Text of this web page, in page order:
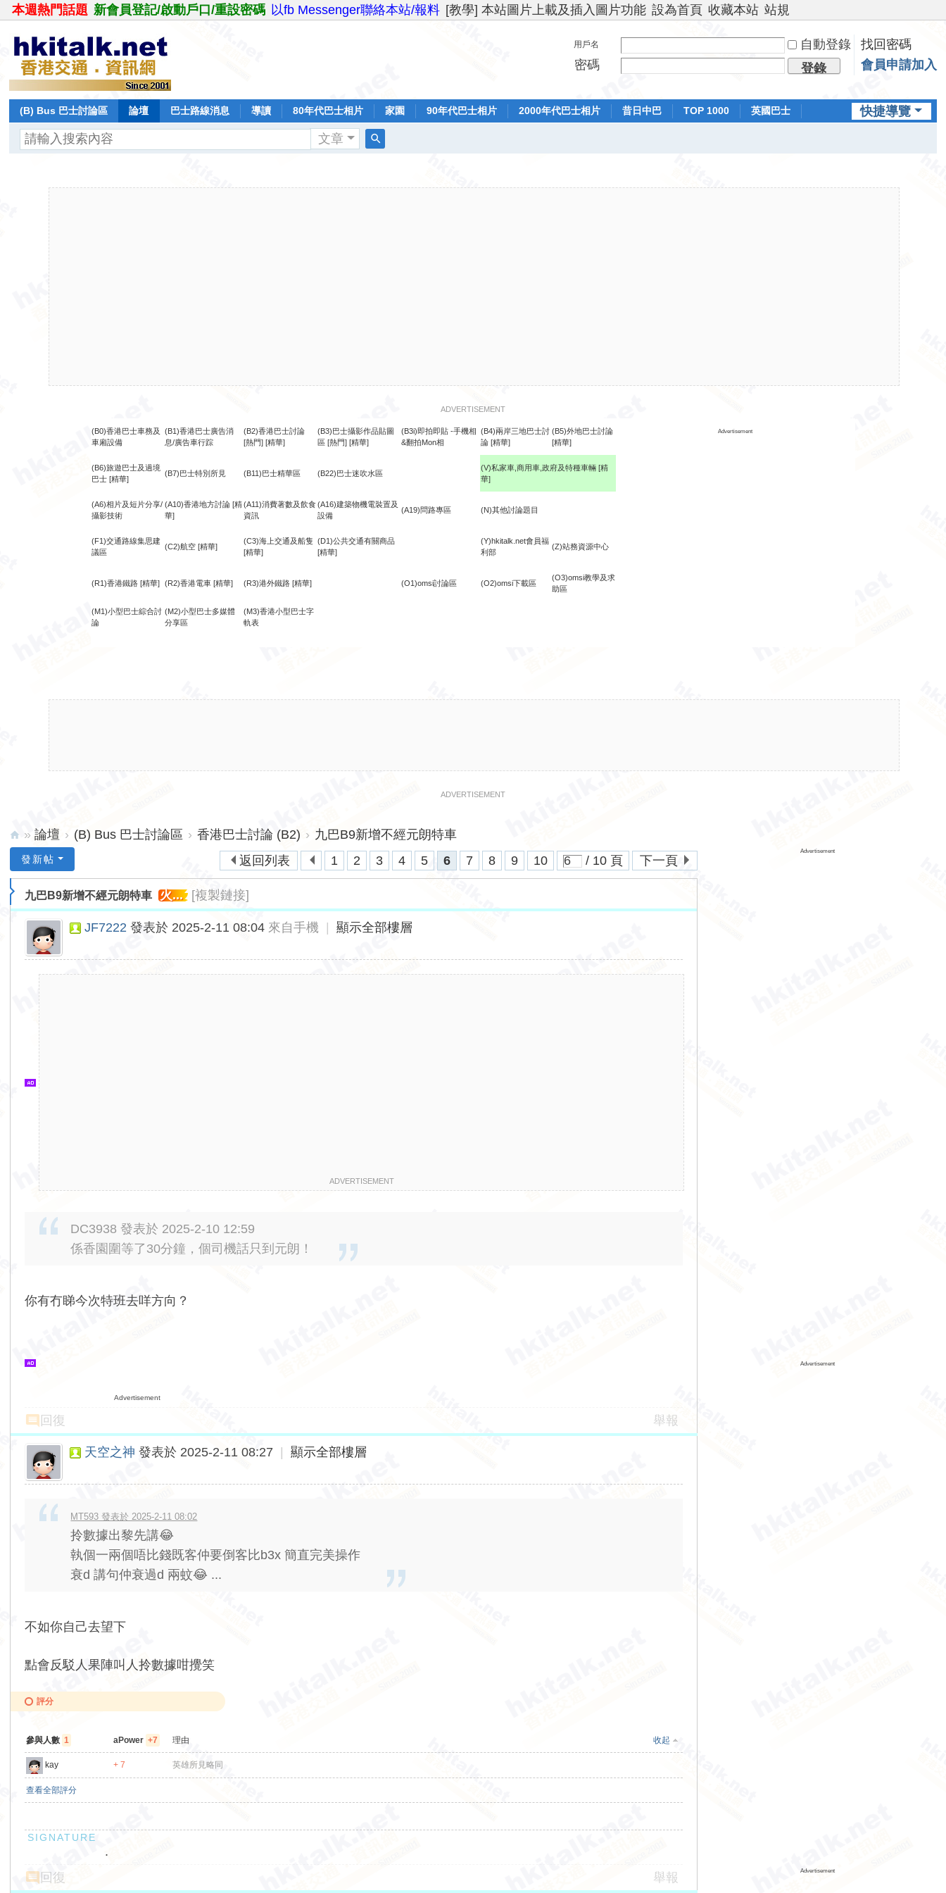
本週熱門話題 新會員登記/啟動戶口/重設密碼 以fb Messenger聯絡本站/報料 [教學] 本站圖片上載及插入圖片功能 設為首頁 收藏本站 站規
用戶名 自動登錄
找回密碼
密碼
登錄 會員申請加入
快捷導覽
(B) Bus 巴士討論區 論壇 巴士路線消息 導讀 80年代巴士相片 家園 90年代巴士相片 2000年代巴士相片 昔日中巴 TOP 1000
英國巴士
文章
ADVERTISEMENT
(B0)香港巴士車務及
車廂設備
(B1)香港巴士廣告消
息/廣告車行踪
(B2)香港巴士討論
[熱門] [精華]
(B3)巴士攝影作品貼圖
區 [熱門] [精華]
(B3i)即拍即貼 -手機相
&翻拍Mon相
(B4)兩岸三地巴士討
論 [精華]
(B5)外地巴士討論
[精華]
Advertisement
(B6)旅遊巴士及過境
巴士 [精華]
(B7)巴士特別所見 (B11)巴士精華區 (B22)巴士迷吹水區
(V)私家車,商用車,政府及特種車輛 [精
華]
(A6)相片及短片分享/
攝影技術
(A10)香港地方討論 [精
華]
(A11)消費著數及飲食
資訊
(A16)建築物機電裝置及
設備
(A19)問路專區 (N)其他討論題目
(F1)交通路線集思建
議區
(C2)航空 [精華]
(C3)海上交通及船隻
[精華]
(D1)公共交通有關商品
[精華]
(Y)hkitalk.net會員福
利部
(Z)站務資源中心
(R1)香港鐵路 [精華] (R2)香港電車 [精華] (R3)港外鐵路 [精華] (O1)omsi討論區 (O2)omsi下載區
(O3)omsi教學及求
助區
(M1)小型巴士綜合討
論
(M2)小型巴士多媒體
分享區
(M3)香港小型巴士字
軌表
ADVERTISEMENT
lk.
» 論壇 › (B) Bus 巴士討論區 › 香港巴士討論 (B2) › 九巴B9新增不經元朗特車
1
2 3 4 5 6 7 8 9 10 / 10 頁 下一頁
返回列表
發新帖
九巴B9新增不經元朗特車 火... [複製鏈接]
JF7222 發表於 2025-2-11 08:04 來自手機 顯示全部樓層
ADVERTISEMENT
DC3938 發表於 2025-2-10 12:59
係香園圍等了30分鐘，個司機話只到元朗！
你有冇睇今次特班去咩方向？
Advertisement
回復 舉報
天空之神 發表於 2025-2-11 08:27 顯示全部樓層
MT593 發表於 2025-2-11 08:02
拎數據出黎先講😂
執個一兩個唔比錢既客仲要倒客比b3x 簡直完美操作
衰d 講句仲衰過d 兩蚊😂 ...
不如你自己去望下
點會反駁人果陣叫人拎數據咁攪笑
評分
參與人數 1 aPower +7 收起
理由
kay + 7 英雄所見略同
查看全部評分
.
回復
舉報
Advertisement
Advertisement
Advertisement